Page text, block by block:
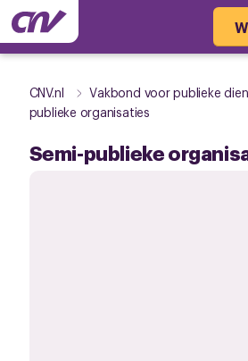
CNV.nl Vakbond voor publieke
publieke organisaties
Semi-publieke